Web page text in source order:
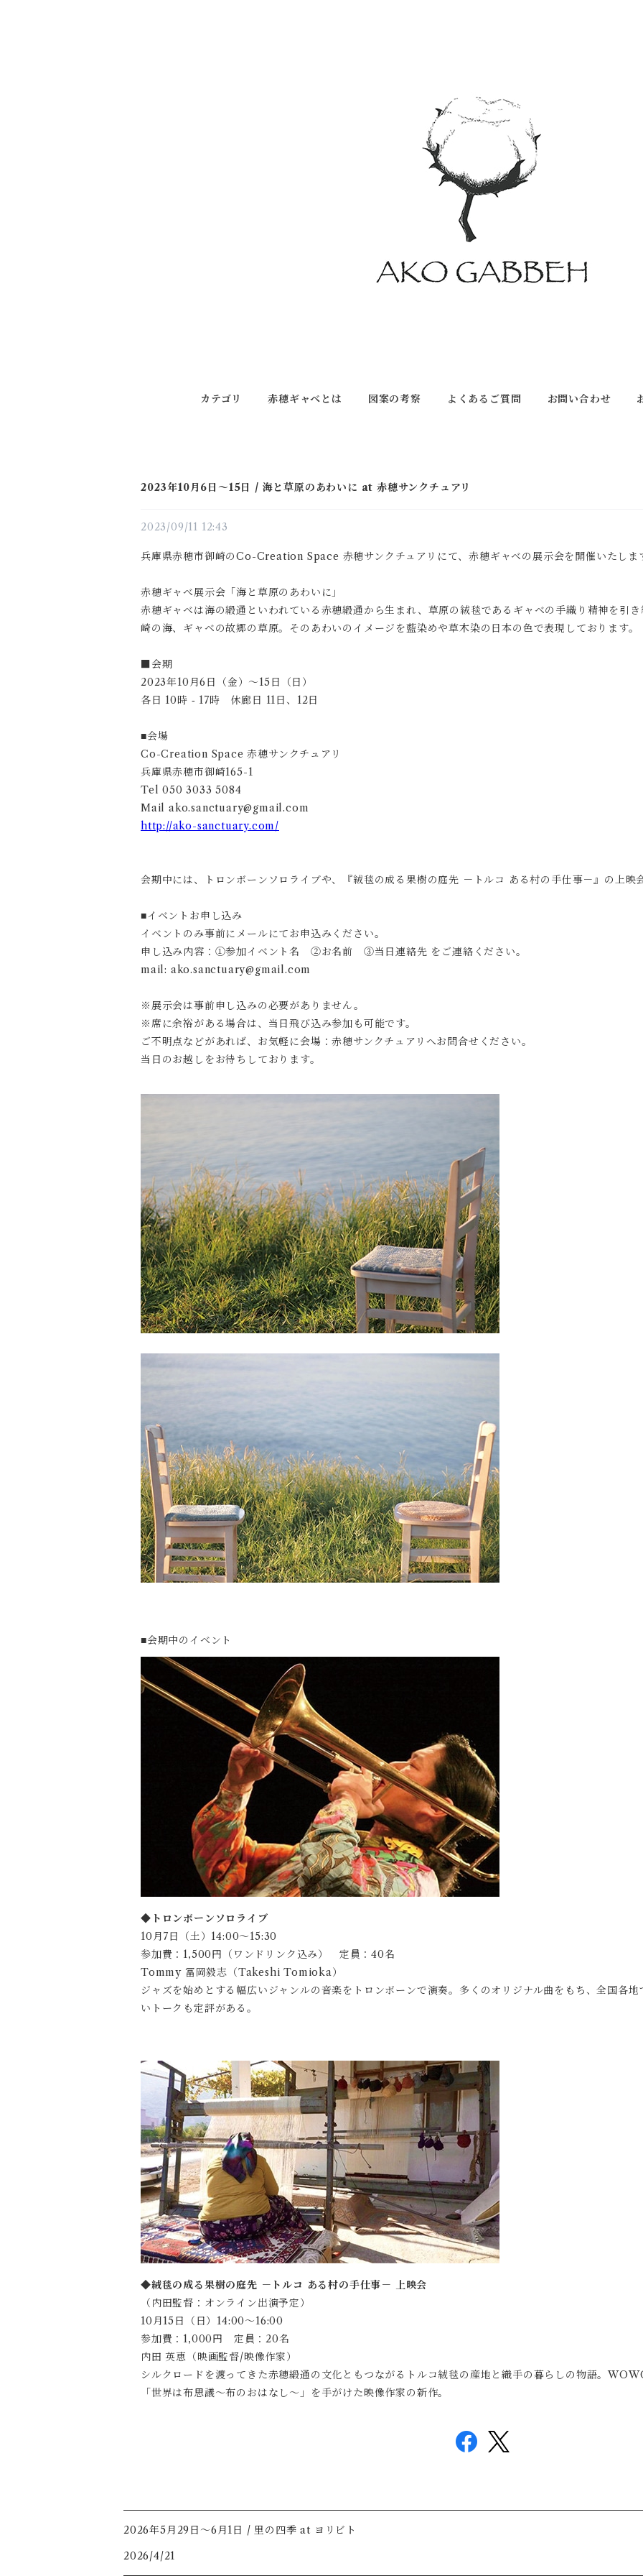
カテゴリ 赤穂ギャベとは 図案の考察 よくあるご質問 お問い合わせ
2023年10月6日〜15日 / 海と草原のあわいに at 赤穂サンクチュアリ
2023/09/11 12:43
兵庫県赤穂市御崎のCo-Creation Space 赤穂サンクチュアリ にて、赤穂ギャベの展示会を開催いたしま
赤穂ギャべ展示会「海と草原のあわいに」
赤穂ギャベは海の緞通といわれている赤穂緞通から生まれ、草原の絨毯であるギャベの手織り精神を引
崎の海、ギャベの故郷の草原。そのあわいのイメージを藍染めや草木染の日本の色で表現しております。
■会期
2023年10月6日（金）～15日（日）
各日 10時 - 17時 休廊日 11日、12日
■会場
Co-Creation Space 赤穂サンクチュアリ
兵庫県赤穂市御崎165-1
Tel 050 3033 5084
Mail ako.sanctuary@gmail.com
http://ako-sanctuary.com/
会期中には、トロンボーンソロライブや、『絨毯の成る果樹の庭先 －トルコ ある村の手仕事－』の上映
■イベントお申し込み
イベントのみ事前にメールにてお申込みください。
申し込み内容：①参加イベント名 ②お名前 ③当日連絡先 をご連絡ください。
mail: ako.sanctuary@gmail.com
※展示会は事前申し込みの必要がありません。
※席に余裕がある場合は、当日飛び込み参加も可能です。
ご不明点などがあれば、お気軽に会場：赤穂サンクチュアリへお問合せください。
当日のお越しをお待ちしております。
■会期中のイベント
◆トロンボーンソロライブ
10月7日（土）14:00～15:30
参加費：1,500円（ワンドリンク込み） 定員：40名
Tommy 冨岡毅志（Takeshi Tomioka）
ジャズを始めとする幅広いジャンルの音楽をトロンボーンで演奏。多くのオリジナル曲をもち、全国各
いトークも定評がある。
◆絨毯の成る果樹の庭先 －トルコ ある村の手仕事－ 上映会
（内田監督：オンライン出演予定）
10月15日（日）14:00～16:00
参加費：1,000円 定員：20名
内田 英恵（映画監督/映像作家）
シルクロードを渡ってきた赤穂緞通の文化ともつながるトルコ絨毯の産地と織手の暮らしの物語。
「世界は布思議〜布のおはなし〜」を手がけた映像作家の新作。
2026年5月29日〜6月1日 / 里の四季 at ヨリビト
2026/4/21